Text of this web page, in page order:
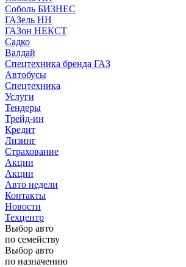
Соболь БИЗНЕС
ГАЗель НН
ГАЗон НЕКСТ
Садко
Валдай
Спецтехника бренда ГАЗ
Автобусы
Спецтехника
Услуги
Тендеры
Трейд-ин
Кредит
Лизинг
Страхование
Акции
Акции
Авто недели
Контакты
Новости
Техцентр
Выбор авто
по семейству
Выбор авто
по назначению